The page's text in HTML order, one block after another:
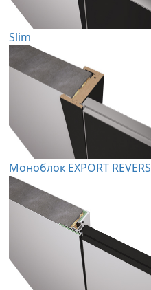
Slim
Моноблок EXPORT REVERS